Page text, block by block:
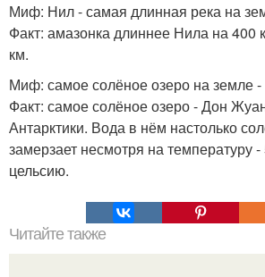
Миф: Нил - самая длинная река на
Факт: амазонка длиннее Нила на 400
км.
Миф: самое солёное озеро на земле
Факт: самое солёное озеро - Дон
Антарктики. Вода в нём настолько
замерзает несмотря на температуру
цельсию.
Читайте также